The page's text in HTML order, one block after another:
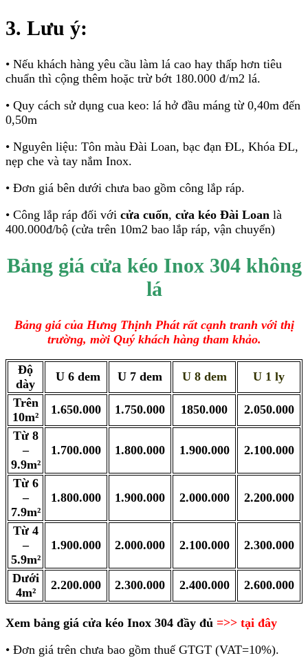
3. Lưu ý:
• Nếu khách hàng yêu cầu làm lá cao hay thấp hơn tiêu
chuẩn thì cộng thêm hoặc trừ bớt 180.000 đ/m2 lá.
• Quy cách sử dụng cua keo: lá hở đầu máng từ 0,40m đến
0,50m
• Nguyên liệu: Tôn màu Đài Loan, bạc đạn ĐL, Khóa ĐL,
nẹp che và tay nắm Inox.
• Đơn giá bên dưới chưa bao gồm công lắp ráp.
• Công lắp ráp đối với cửa cuốn, cửa kéo Đài Loan là
400.000đ/bộ (cửa trên 10m2 bao lắp ráp, vận chuyển)
Bảng giá cửa kéo Inox 304 không
lá
Bảng giá của Hưng Thịnh Phát rất cạnh tranh với thị
trường, mời Quý khách hàng tham khảo.
Độ
dày
U 6 dem U 7 dem U 8 dem
U 1 ly
Trên
10m²
1.650.000 1.750.000 1850.000
2.050.000
Từ 8
–
9.9m²
1.700.000 1.800.000 1.900.000 2.100.000
Từ 6
–
7.9m²
1.800.000 1.900.000 2.000.000 2.200.000
Từ 4
–
5.9m²
1.900.000 2.000.000 2.100.000 2.300.000
Dưới
4m²
2.200.000 2.300.000 2.400.000 2.600.000
Xem bảng giá cửa kéo Inox 304 đầy đủ =>> tại đây
• Đơn giá trên chưa bao gồm thuế GTGT (VAT=10%).